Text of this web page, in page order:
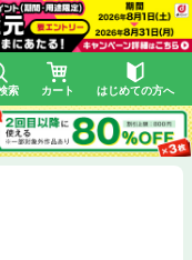
索 カート はじめての方へ